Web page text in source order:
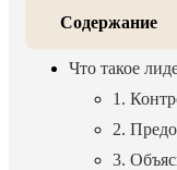
Содержание
Что такое
1.
2.
3.